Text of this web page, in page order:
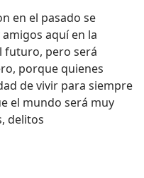
en el pasado se
aquí en la
futuro, pero será
porque quienes
de vivir para siempre
el mundo será muy
delitos